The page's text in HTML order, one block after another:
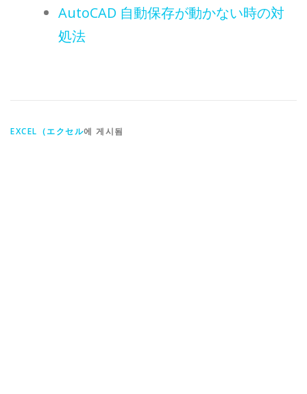
AutoCAD 自動保存が動かない時の対
処法
EXCEL（エクセル에 게시됨